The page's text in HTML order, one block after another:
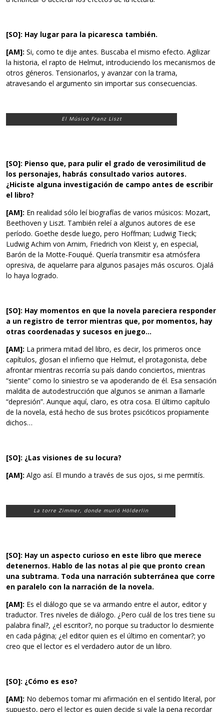
[SO]: Hay lugar para la picaresca también.
[AM]: Si, como te dije antes. Buscaba el mismo efecto. Agilizar
la historia, el rapto de Helmut, introduciendo los mecanismos de
otros géneros. Tensionarlos, y avanzar con la trama,
atravesando el argumento sin importar sus consecuencias.
El Músico Franz Liszt
[SO]: Pienso que, para pulir el grado de verosimilitud de
los personajes, habrás consultado varios autores.
¿Hiciste alguna investigación de campo antes de escribir
el libro?
[AM]: En realidad sólo leí biografías de varios músicos: Mozart,
Beethoven y Liszt. También releí a algunos autores de ese
período. Goethe desde luego, pero Hoffman; Ludwig Tieck;
Ludwig Achim von Arnim, Friedrich von Kleist y, en especial,
Barón de la Motte-Fouqué. Quería transmitir esa atmósfera
opresiva, de aquelarre para algunos pasajes más oscuros. Ojalá
lo haya logrado.
[SO]: Hay momentos en que la novela pareciera responder
a un registro de terror mientras que, por momentos, hay
otras coordenadas y sucesos en juego…
[AM]: La primera mitad del libro, es decir, los primeros once
capítulos, glosan el infierno que Helmut, el protagonista, debe
afrontar mientras recorría su país dando conciertos, mientras
“siente” como lo siniestro se va apoderando de él. Esa sensación
maldita de autodestrucción que algunos se animan a llamarle
“depresión”. Aunque aquí, claro, es otra cosa. El último capítulo
de la novela, está hecho de sus brotes psicóticos propiamente
dichos…
[SO]: ¿Las visiones de su locura?
[AM]: Algo así. El mundo a través de sus ojos, si me permitís.
La torre Zimmer, donde murió Hölderlin
[SO]: Hay un aspecto curioso en este libro que merece
detenernos. Hablo de las notas al pie que pronto crean
una subtrama. Toda una narración subterránea que corre
en paralelo con la narración de la novela.
[AM]: Es el diálogo que se va armando entre el autor, editor y
traductor. Tres niveles de diálogo. ¿Pero cuál de los tres tiene su
palabra final?, ¿el escritor?, no porque su traductor lo desmiente
en cada página; ¿el editor quien es el último en comentar?; yo
creo que el lector es el verdadero autor de un libro.
[SO]: ¿Cómo es eso?
[AM]: No debemos tomar mi afirmación en el sentido literal, por
supuesto, pero el lector es quien decide si vale la pena recordar